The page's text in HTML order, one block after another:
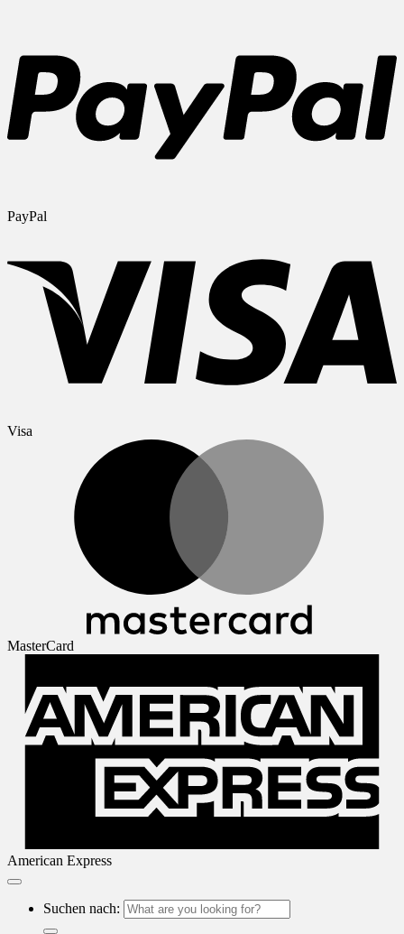
PayPal
Visa
MasterCard
American Express
Suchen nach: